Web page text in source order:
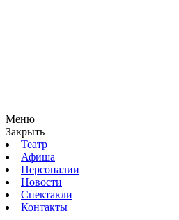
Меню
Закрыть
Театр
Афиша
Персоналии
Новости
Спектакли
Контакты